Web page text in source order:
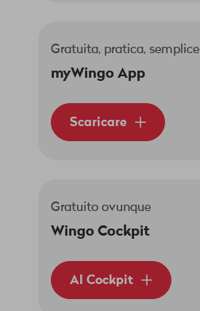
Gratuita, pratica, semplice
myWingo App
Scaricare
Gratuito ovunque
Wingo Cockpit
Al Cockpit